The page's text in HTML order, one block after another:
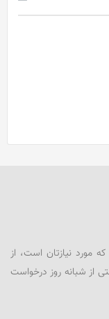
مورد نیازتان است، از
از شبانه روز درخواست